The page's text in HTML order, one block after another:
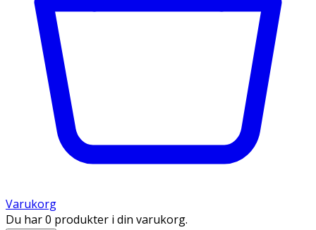
Varukorg
Du har 0 produkter i din varukorg.